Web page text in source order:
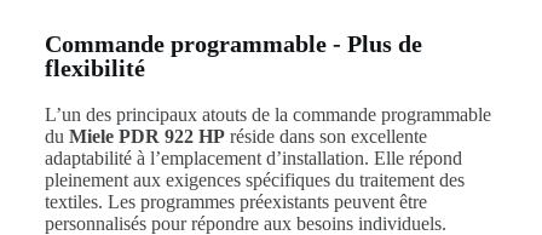
Commande programmable - Plus de
flexibilité
L’un des principaux atouts de la commande programmable
du Miele PDR 922 HPréside dans son excellente
adaptabilité à l’emplacement d’installation. Elle répond
pleinement aux exigences spécifiques du traitement des
textiles. Les programmes préexistants peuvent être
personnalisés pour répondre aux besoins individuels.